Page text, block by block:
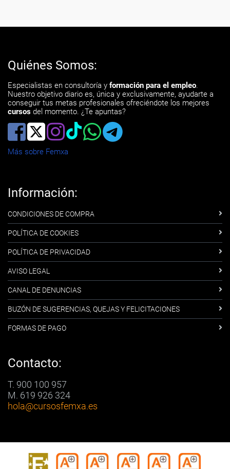
Quiénes Somos:
Especialistas en consultoría y formación para el empleo.
Nuestro objetivo diario es, única y exclusivamente, ayudarte a
conseguir tus metas profesionales ofreciéndote los mejores
cursos del momento. ¿Te apuntas?
Más sobre Femxa
Información:
CONDICIONES DE COMPRA
POLÍTICA DE COOKIES
POLÍTICA DE PRIVACIDAD
AVISO LEGAL
CANAL DE DENUNCIAS
BUZÓN DE SUGERENCIAS, QUEJAS Y FELICITACIONES
FORMAS DE PAGO
Contacto:
T. 900 100 957
M. 619 926 324
hola@cursosfemxa.es